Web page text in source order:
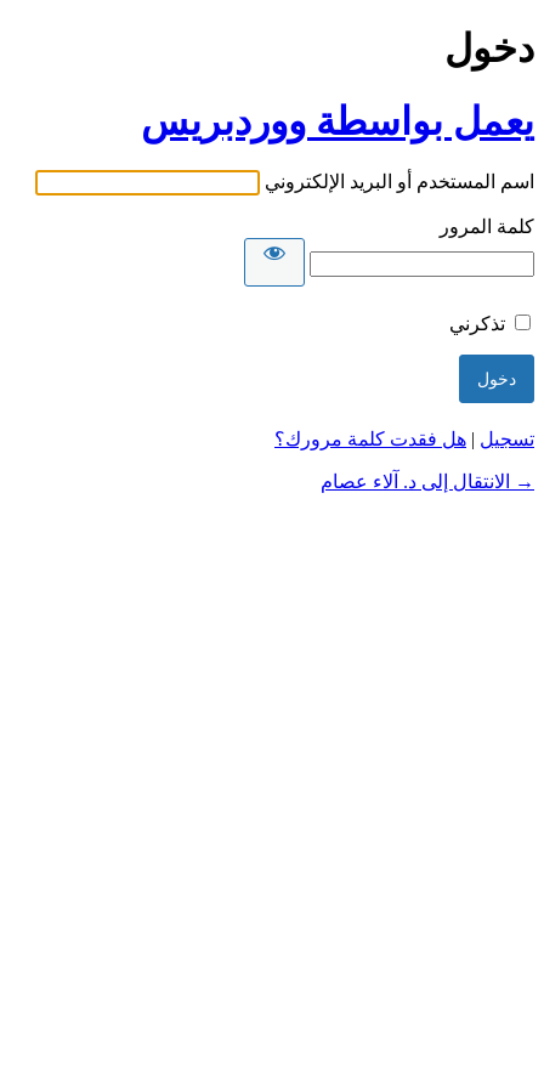
دخول
يعمل بواسطة ووردبريس
اسم المستخدم أو البريد الإلكتروني
كلمة المرور
تذكرني
تسجيل | هل فقدت كلمة مرورك؟
→ الانتقال إلى د. آلاء عصام